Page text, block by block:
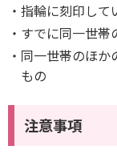
指輪に刻印して
すでに同一世帯
同一世帯のほか
もの
注意事項